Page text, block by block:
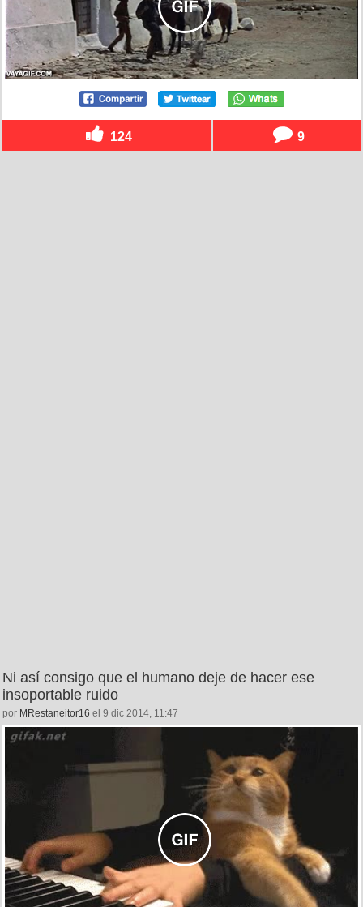
124 9
Ni así consigo que el humano deje de hacer ese
insoportable ruido
por MRestaneitor16 el 9 dic 2014, 11:47